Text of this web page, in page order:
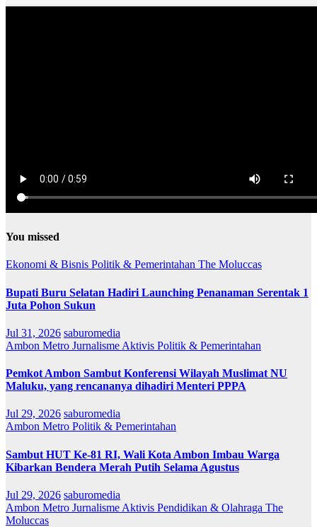
You missed
Ekonomi & Bisnis Politik & Pemerintahan The Moluccas
Bupati Buru Selatan Hadiri Launching Penanaman Serentak 1
Juta Pohon Sukun
Jul 31, 2026 saburomedia
Ambon Metro Jurnalisme Aktivis Politik & Pemerintahan
Pemkot Ambon Sambut Konferensi Wilayah Muslimat NU
Maluku, yang rencananya dihadiri Menteri PPPA
Jul 29, 2026 saburomedia
Ambon Metro Politik & Pemerintahan
Sambut HUT Ke-81 RI, Wali Kota Ambon Imbau Warga
Kibarkan Bendera Merah Putih Selama Agustus
Jul 29, 2026 saburomedia
Ambon Metro Jurnalisme Aktivis Pendidikan & Olahraga The
Moluccas